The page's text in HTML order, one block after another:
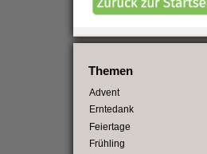
Themen
Advent
Erntedank
Feiertage
Frühling